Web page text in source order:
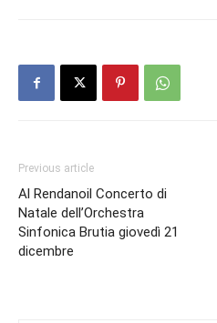
Previous article
Al Rendanoil Concerto di
Natale dell’Orchestra
Sinfonica Brutia giovedì 21
dicembre